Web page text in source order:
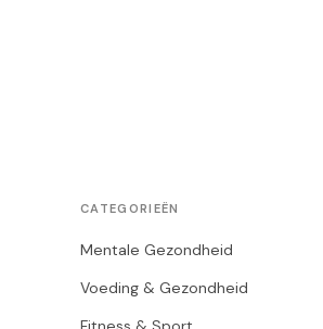
CATEGORIEËN
Mentale Gezondheid
Voeding & Gezondheid